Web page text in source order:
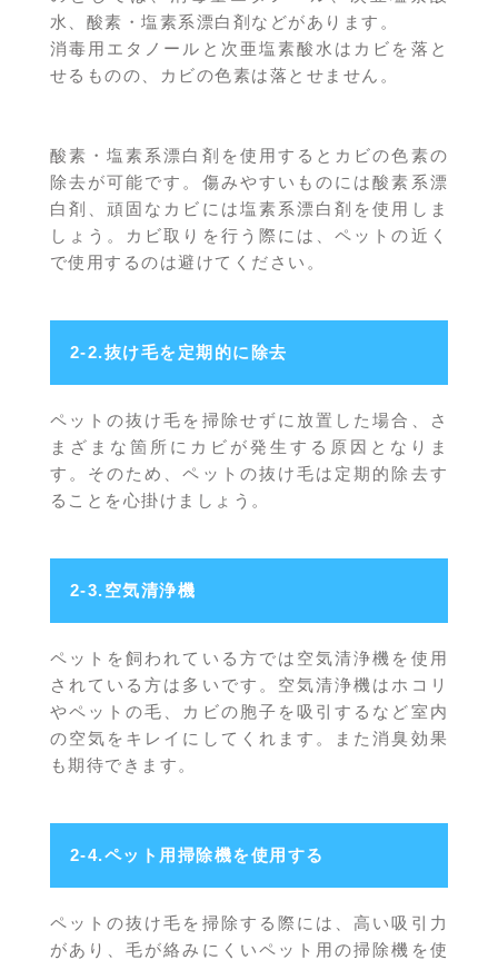
水、酸素・塩素系漂白剤などがあります。
消毒用エタノールと次亜塩素酸水はカビを落と
せるものの、カビの色素は落とせません。
酸素・塩素系漂白剤を使用するとカビの色素の
除去が可能です。傷みやすいものには酸素系漂
白剤、頑固なカビには塩素系漂白剤を使用しま
しょう。カビ取りを行う際には、ペットの近く
で使用するのは避けてください。
2-2.抜け毛を定期的に除去
ペットの抜け毛を掃除せずに放置した場合、さ
まざまな箇所にカビが発生する原因となりま
す。そのため、ペットの抜け毛は定期的除去す
ることを心掛けましょう。
2-3.空気清浄機
ペットを飼われている方では空気清浄機を使用
されている方は多いです。空気清浄機はホコリ
やペットの毛、カビの胞子を吸引するなど室内
の空気をキレイにしてくれます。また消臭効果
も期待できます。
2-4.ペット用掃除機を使用する
ペットの抜け毛を掃除する際には、高い吸引力
があり、毛が絡みにくいペット用の掃除機を使